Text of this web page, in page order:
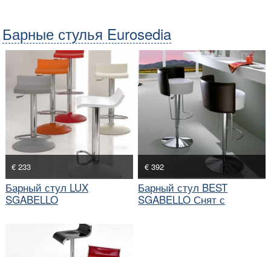
Барные стулья Eurosedia
€ 233
Барный стул LUX
SGABELLO
€ 392
Барный стул BEST
SGABELLO Снят с